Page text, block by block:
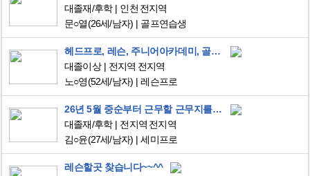
대졸재/후학
인천 전지역
문○열(26세/남자) 골프연습생
헤드프로, 레슨, 주니어아카데미, 골프장운영
대졸이상
전지역 전지역
노○영(52세/남자) 레슨프로
26년 5월 중순부터 근무할 근무지를 찾고있습니다
대졸재/후학
전지역 전지역
김○윤(27세/남자) 세미프로
레슨할곳 찾습니다~~^^